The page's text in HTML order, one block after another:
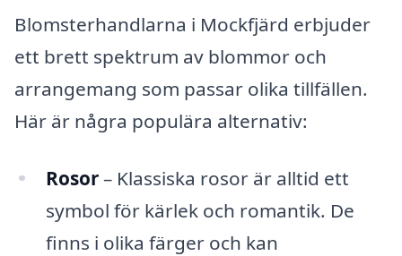
Blomsterhandlarna i Mockfjärd erbjuder
ett brett spektrum av blommor och
arrangemang som passar olika tillfällen.
Här är några populära alternativ:
Rosor– Klassiska rosor är alltid ett
symbol för kärlek och romantik. De
finns i olika färger och kan